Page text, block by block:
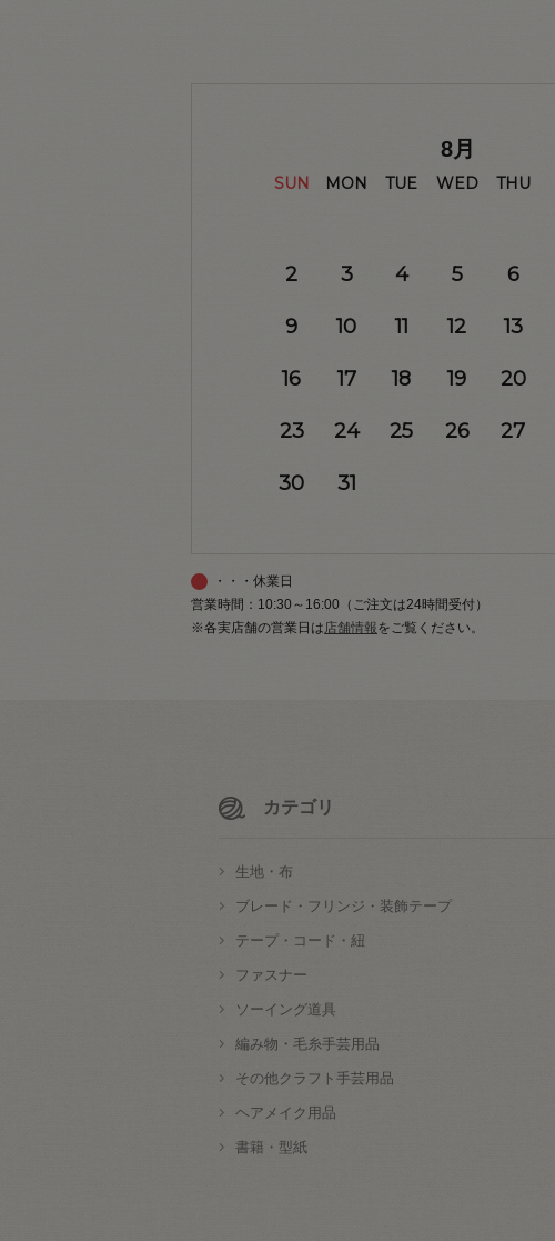
8月
SUN MON TUE WED THU
2 3 4 5 6
9 10 11 12 13
16 17 18 19 20
23 24 25 26 27
30 31
・・・休業日
営業時間：10:30～16:00（ご注文は24時間受付）
※各実店舗の営業日は店舗情報をご覧ください。
カテゴリ
生地・布
ブレード・フリンジ・装飾テープ
テープ・コード・紐
ファスナー
ソーイング道具
編み物・毛糸手芸用品
その他クラフト手芸用品
ヘアメイク用品
書籍・型紙